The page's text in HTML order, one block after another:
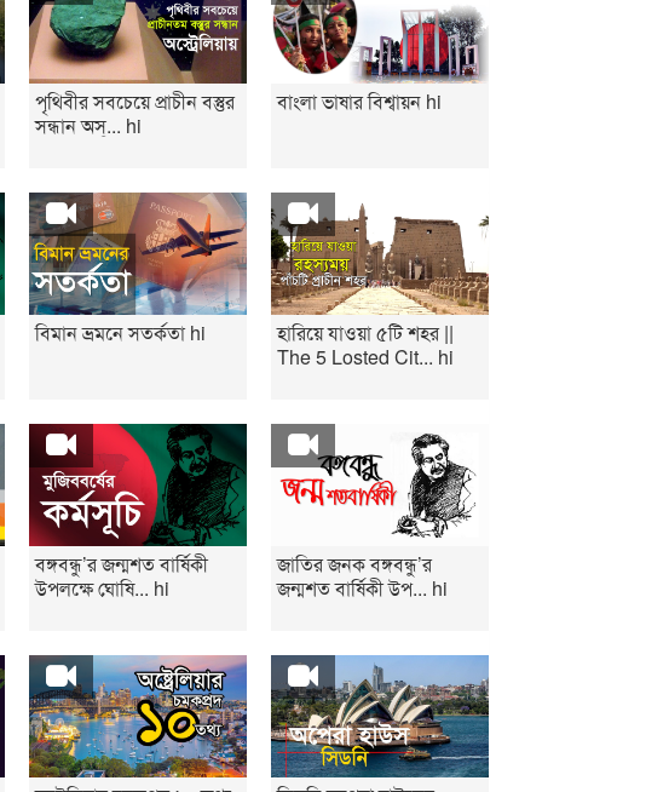
পৃথিবীর সবচেয়ে প্রাচীন বস্তুর
সন্ধান অস্... hi
বাংলা ভাষার বিশ্বায়ন hi
বিমান ভ্রমনে সতর্কতা hi
হারিয়ে যাওয়া ৫টি শহর ||
The 5 Losted Cit... hi
বঙ্গবন্ধু’র জন্মশত বার্ষিকী
উপলক্ষে ঘোষি... hi
জাতির জনক বঙ্গবন্ধু’র
জন্মশত বার্ষিকী উপ... hi